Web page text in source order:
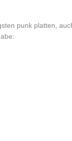
punk platten,